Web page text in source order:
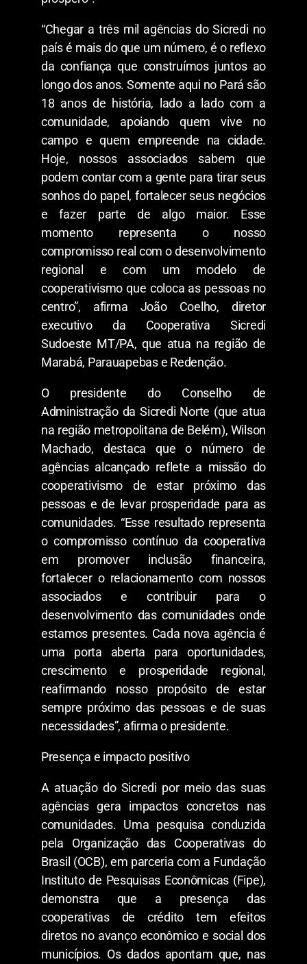
“Chegar a três mil agências do Sicredi no
país é mais do que um número, é o reflexo
da confiança que construímos juntos ao
longo dos anos. Somente aqui no Pará são
18 anos de história, lado a lado com a
comunidade, apoiando quem vive no
campo e quem empreende na cidade.
Hoje, nossos associados sabem que
podem contar com a gente para tirar seus
sonhos do papel, fortalecer seus negócios
e fazer parte de algo maior. Esse
momento representa o nosso
compromisso real com o desenvolvimento
regional e com um modelo de
cooperativismo que coloca as pessoas no
centro”, afirma João Coelho, diretor
executivo da Cooperativa Sicredi
Sudoeste MT/PA, que atua na região de
Marabá, Parauapebas e Redenção.
O presidente do Conselho de
Administração da Sicredi Norte (que atua
na região metropolitana de Belém), Wilson
Machado, destaca que o número de
agências alcançado reflete a missão do
cooperativismo de estar próximo das
pessoas e de levar prosperidade para as
comunidades. “Esse resultado representa
o compromisso contínuo da cooperativa
em promover inclusão financeira,
fortalecer o relacionamento com nossos
associados e contribuir para o
desenvolvimento das comunidades onde
estamos presentes. Cada nova agência é
uma porta aberta para oportunidades,
crescimento e prosperidade regional,
reafirmando nosso propósito de estar
sempre próximo das pessoas e de suas
necessidades”, afirma o presidente.
Presença e impacto positivo
A atuação do Sicredi por meio das suas
agências gera impactos concretos nas
comunidades. Uma pesquisa conduzida
pela Organização das Cooperativas do
Brasil (OCB), em parceria com a Fundação
Instituto de Pesquisas Econômicas (Fipe),
demonstra que a presença das
cooperativas de crédito tem efeitos
diretos no avanço econômico e social dos
municípios. Os dados apontam que, nas